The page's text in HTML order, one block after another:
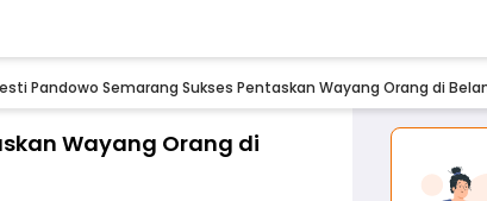
Pandowo Semarang Sukses Pentaskan Wayang Orang di
Wayang Orang di